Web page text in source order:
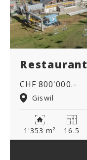
Restaurant
CHF 800'000.-
Giswil
1'353 m² 16.5